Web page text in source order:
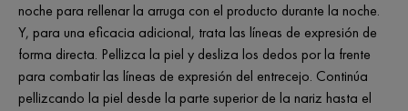
noche para rellenar la arruga con el producto durante la noche.
Y, para una eficacia adicional, trata las líneas de expresión de
forma directa. Pellizca la piel y desliza los dedos por la frente
para combatir las líneas de expresión del entrecejo. Continúa
pellizcando la piel desde la parte superior de la nariz hasta el